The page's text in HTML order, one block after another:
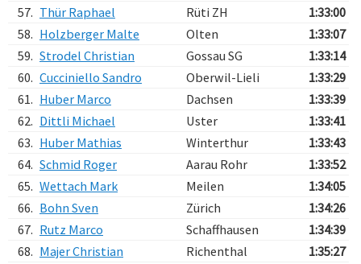
57. Thür Raphael Rüti ZH
1:33:00
58. Holzberger Malte Olten
1:33:07
59. Strodel Christian Gossau SG
1:33:14
60. Cucciniello Sandro Oberwil-Lieli
1:33:29
61. Huber Marco Dachsen
1:33:39
62. Dittli Michael Uster
1:33:41
63. Huber Mathias Winterthur
1:33:43
64. Schmid Roger Aarau Rohr
1:33:52
65. Wettach Mark Meilen
1:34:05
66. Bohn Sven Zürich
1:34:26
67. Rutz Marco Schaffhausen
1:34:39
68. Majer Christian Richenthal
1:35:27